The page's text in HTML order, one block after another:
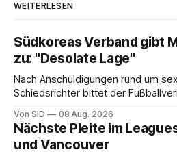
WEITERLESEN
Südkoreas Verband gibt
zu: "Desolate Lage"
Nach Anschuldigungen rund um
Schiedsrichter bittet der
Von SID 08 Aug. 2026
Nächste Pleite im
und Vancouver